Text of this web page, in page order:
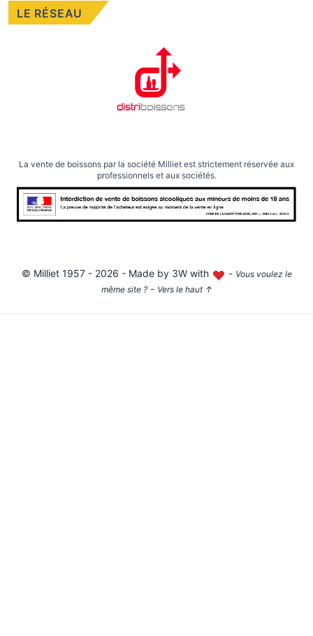
LE RÉSEAU
La vente de boissons par la société Milliet est strictement réservée aux
professionnels et aux sociétés.
© Milliet1957 - 2026 - Made by 3W with - Vous voulez le
même site ?- Vers le haut ↑